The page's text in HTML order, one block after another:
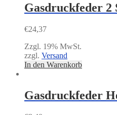
Gasdruckfeder 2
€24,37
Zzgl. 19% MwSt.
zzgl. Versand
In den Warenkorb
Gasdruckfeder